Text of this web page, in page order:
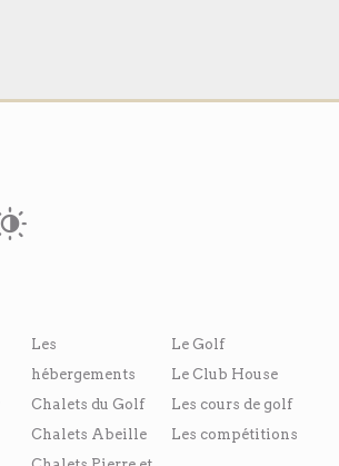
Les
hébergements
Chalets du Golf
Chalets Abeille
Le Golf
Le Club House
Les cours de golf
Les compétitions